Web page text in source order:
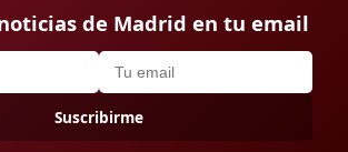
de Madrid en tu email
Suscribirme